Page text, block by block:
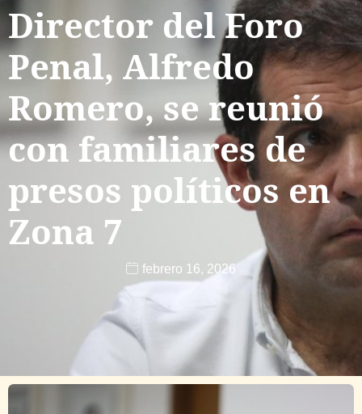
Director del Foro
Penal, Alfredo
Romero, se reunió
con familiares de
presos políticos en
Zona 7
febrero 16, 2026